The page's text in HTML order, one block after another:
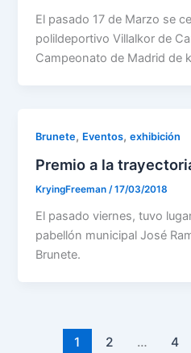
El pasado 17 de Marzo se
polildeportivo Villalkor de
Campeonato de Madrid de
Brunete, Eventos,exhibición
Premio a la
KryingFreeman/17/03/2018
El pasado viernes, tuvo
pabellón municipal José
Brunete.
1 2 … 4